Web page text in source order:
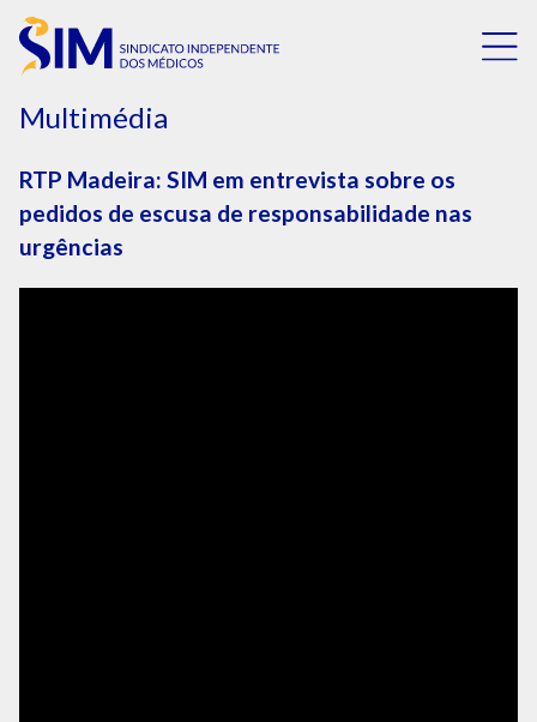
Multimédia
RTP Madeira: SIM em entrevista sobre os
pedidos de escusa de responsabilidade nas
urgências